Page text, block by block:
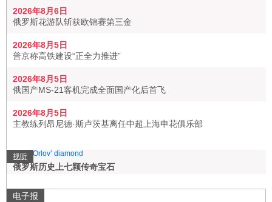
2026年8月6日
俄罗斯花游队斩获欧锦赛第三金
2026年8月5日
普京称高铁建设“正全力推进”
2026年8月5日
俄国产MS-21客机完成全面国产化后首飞
2026年8月5日
主教练列昂尼德·斯卢茨基离任中超上海申花俱乐部
视听
俄罗斯历史上七颗传奇宝石
电子报